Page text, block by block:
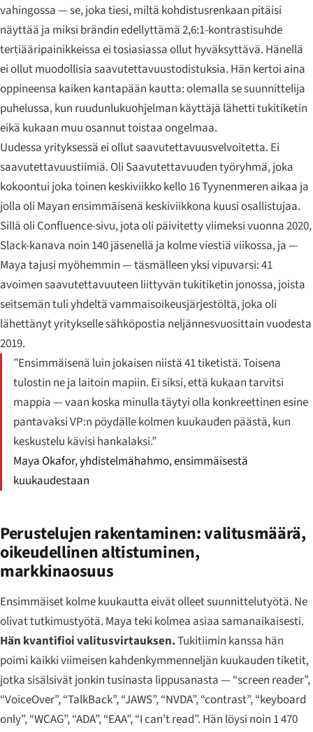
vahingossa — se, joka tiesi, miltä kohdistusrenkaan pitäisi
näyttää ja miksi brändin edellyttämä 2,6:1-kontrastisuhde
tertiääripainikkeissa ei tosiasiassa ollut hyväksyttävä. Hänellä
ei ollut muodollisia saavutettavuustodistuksia. Hän kertoi aina
oppineensa kaiken kantapään kautta: olemalla se suunnittelija
puhelussa, kun ruudunlukuohjelman käyttäjä lähetti tukitiketin
eikä kukaan muu osannut toistaa ongelmaa.
Uudessa yrityksessä ei ollut saavutettavuusvelvoitetta. Ei
saavutettavuustiimiä. Oli Saavutettavuuden työryhmä, joka
kokoontui joka toinen keskiviikko kello 16 Tyynenmeren aikaa ja
jolla oli Mayan ensimmäisenä keskiviikkona kuusi osallistujaa.
Sillä oli Confluence-sivu, jota oli päivitetty viimeksi vuonna 2020,
Slack-kanava noin 140 jäsenellä ja kolme viestiä viikossa, ja —
Maya tajusi myöhemmin — täsmälleen yksi vipuvarsi: 41
avoimen saavutettavuuteen liittyvän tukitiketin jonossa, joista
seitsemän tuli yhdeltä vammaisoikeusjärjestöltä, joka oli
lähettänyt yritykselle sähköpostia neljännesvuosittain vuodesta
2019.
”Ensimmäisenä luin jokaisen niistä 41 tiketistä. Toisena
tulostin ne ja laitoin mapiin. Ei siksi, että kukaan tarvitsi
mappia — vaan koska minulla täytyi olla konkreettinen esine
pantavaksi VP:n pöydälle kolmen kuukauden päästä, kun
keskustelu kävisi hankalaksi.”
Maya Okafor, yhdistelmähahmo, ensimmäisestä
kuukaudestaan
Perustelujen rakentaminen: valitusmäärä,
oikeudellinen altistuminen,
markkinaosuus
Ensimmäiset kolme kuukautta eivät olleet suunnittelutyötä. Ne
olivat tutkimustyötä. Maya teki kolmea asiaa samanaikaisesti.
Hän kvantifioi valitusvirtauksen.Tukitiimin kanssa hän
poimi kaikki viimeisen kahdenkymmenneljän kuukauden tiketit,
jotka sisälsivät jonkin tusinasta lippusanasta — “screen reader”,
“VoiceOver”, “TalkBack”, “JAWS”, “NVDA”, “contrast”, “keyboard
only”, “WCAG”, “ADA”, “EAA”, “I can’t read”. Hän löysi noin 1 470